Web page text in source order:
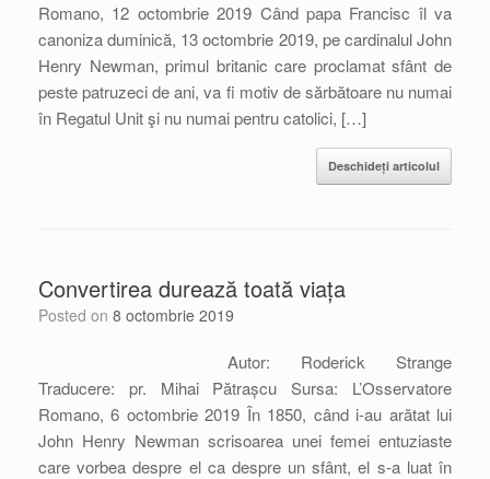
Romano, 12 octombrie 2019 Când papa Francisc îl va
canoniza duminică, 13 octombrie 2019, pe cardinalul John
Henry Newman, primul britanic care proclamat sfânt de
peste patruzeci de ani, va fi motiv de sărbătoare nu numai
în Regatul Unit şi nu numai pentru catolici, […]
Deschideți articolul
Convertirea durează toată viața
Posted on 8 octombrie 2019
Autor: Roderick Strange
Traducere: pr. Mihai Pătrașcu Sursa: L’Osservatore
Romano, 6 octombrie 2019 În 1850, când i-au arătat lui
John Henry Newman scrisoarea unei femei entuziaste
care vorbea despre el ca despre un sfânt, el s-a luat în